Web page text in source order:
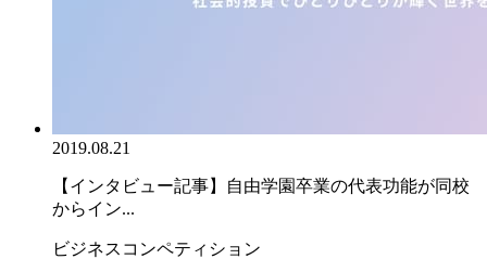
2019.08.21
【インタビュー記事】自由学園卒業の代表功能が同校
からイン...
ビジネスコンペティション